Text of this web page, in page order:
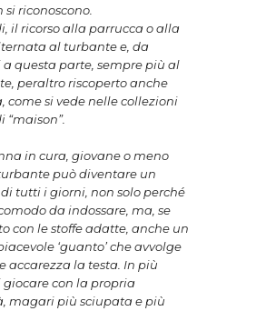
si riconoscono.
il ricorso alla parrucca o alla
al turbante e, da
questa parte, sempre più al
peraltro riscoperto anche
come si vede nelle collezioni
in cura, giovane o meno
può diventare un
tutti i giorni, non solo perché
da indossare, ma, se
con le stoffe adatte, anche un
‘guanto’ che avvolge
accarezza la testa. In più
giocare con la propria
magari più sciupata e più